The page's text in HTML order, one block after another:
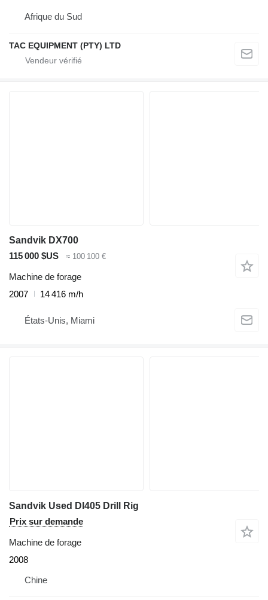
Afrique du Sud
TAC EQUIPMENT (PTY) LTD
Sandvik DX700
115 000 $US
≈ 100 100 €
Machine de forage
2007
14 416 m/h
États-Unis, Miami
Sandvik Used DI405 Drill Rig
Prix sur demande
Machine de forage
2008
Chine